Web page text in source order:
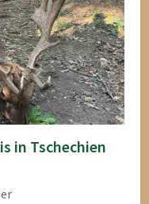
in Tschechien